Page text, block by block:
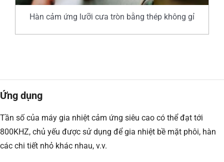
Hàn cảm ứng lưỡi cưa tròn bằng thép không gỉ
Ứng dụng
Tần số của máy gia nhiệt cảm ứng siêu cao có thể đạt tới
800KHZ, chủ yếu được sử dụng để gia nhiệt bề mặt phôi, hàn
các chi tiết nhỏ khác nhau, v.v.